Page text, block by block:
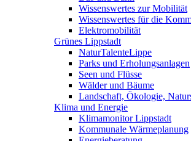
Wissenswertes zur Mobilität
Wissenswertes für die
Elektromobilität
Grünes Lippstadt
NaturTalenteLippe
Parks und Erholungsanlagen
Seen und Flüsse
Wälder und Bäume
Landschaft, Ökologie,
Klima und Energie
Klimamonitor Lippstadt
Kommunale Wärmeplanung